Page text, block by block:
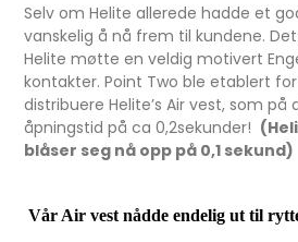
Selv om Helite allerede hadde et
vanskelig å nå frem til kundene.
Helite møtte en veldig motivert
kontakter. Point Two ble etablert
distribuere Helite’s Air vest, som
åpningstid på ca 0,2sekunder!
blåser seg nå opp på 0,1 sekund)
Vår Air vest nådde endelig ut til